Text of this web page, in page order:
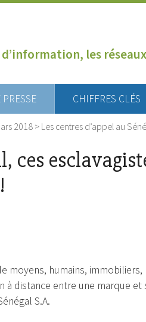
les
CHIFFRES CLÉS
2018> Les centres d’appel au
ces
moyens, humains,
à distance entre une marque et
S.A.